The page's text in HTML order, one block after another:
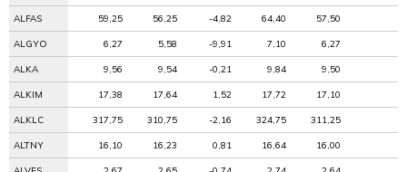
ALFAS 59,25 56,25 -4,82 64,40 57,50
ALGYO 6,27 5,58 -9,91 7,10 6,27
ALKA 9,56 9,54 -0,21 9,84 9,50
ALKIM 17,38 17,64 1,52 17,72 17,10
ALKLC 317,75 310,75 -2,16 324,75 311,25
ALTNY 16,10 16,23 0,81 16,64 16,00